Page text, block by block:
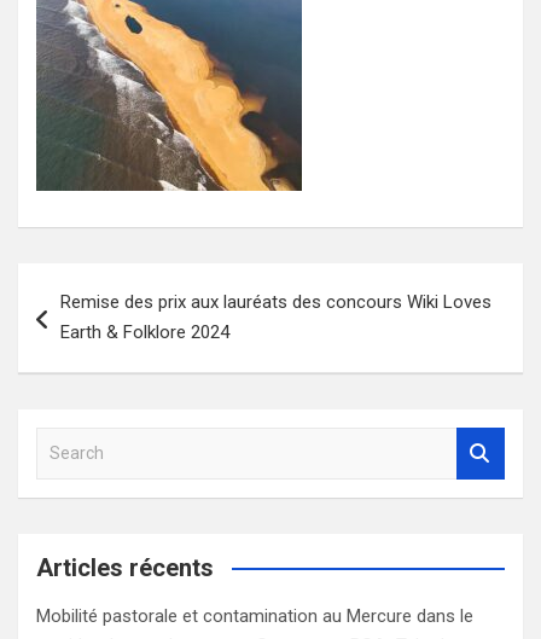
de
Remise des prix aux lauréats des concours Wiki Loves
Earth & Folklore 2024
a
c
Articles récents
Mobilité pastorale et contamination au Mercure dans le